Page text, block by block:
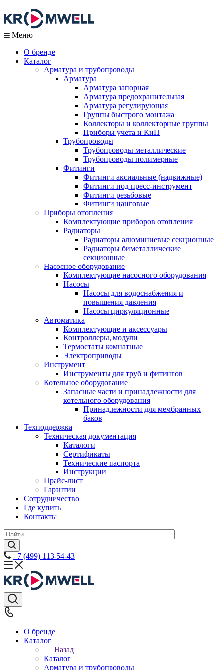
Меню
О бренде
Каталог
Арматура и трубопроводы
Арматура
Арматура запорная
Арматура предохранительная
Арматура регулирующая
Группы быстрого монтажа
Коллекторы и коллекторные группы
Приборы учета и КиП
Трубопроводы
Трубопроводы металлические
Трубопроводы полимерные
Фитинги
Фитинги аксиальные (надвижные)
Фитинги под пресс-инструмент
Фитинги резьбовые
Фитинги цанговые
Приборы отопления
Комплектующие приборов отопления
Радиаторы
Радиаторы алюминиевые секционные
Радиаторы биметаллические
секционные
Насосное оборудование
Комплектующие насосного оборудования
Насосы
Насосы для водоснабжения и
повышения давления
Насосы циркуляционные
Автоматика
Комплектующие и аксессуары
Контроллеры, модули
Термостаты комнатные
Электроприводы
Инструмент
Инструменты для труб и фитингов
Котельное оборудование
Запасные части и принадлежности для
котельного оборудования
Принадлежности для мембранных
баков
Техподдержка
Техническая документация
Каталоги
Сертификаты
Технические паспорта
Инструкции
Прайс-лист
Гарантии
Сотрудничество
Где купить
Контакты
+7 (499) 113-54-43
О бренде
Каталог
Назад
Каталог
Арматура и трубопроводы